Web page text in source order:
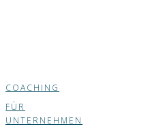
COACHING
FÜR
UNTERNEHMEN